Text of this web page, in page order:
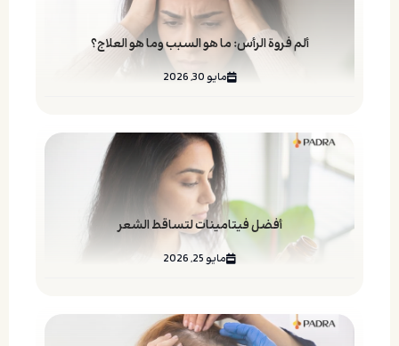
ألم فروة الرأس: ما هو السبب وما هو العلاج؟
مايو 30, 2026
أفضل فيتامينات لتساقط الشعر
مايو 25, 2026